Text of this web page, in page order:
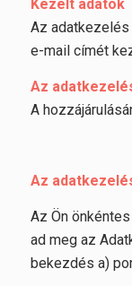
Kezelt adatok
Az adatkezelés
e-mail címét
Az
A
Az
Az Ön
ad meg az
bekezdés a)